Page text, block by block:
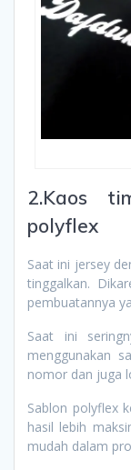
2.Kaos
polyflex
Saat ini jersey
tinggalkan.
pembuatannya
Saat ini
menggunakan
nomor dan juga
Sablon polyflex
hasil lebih
mudah dalam